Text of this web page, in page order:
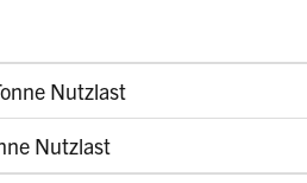
Nutzlast
Nutzlast